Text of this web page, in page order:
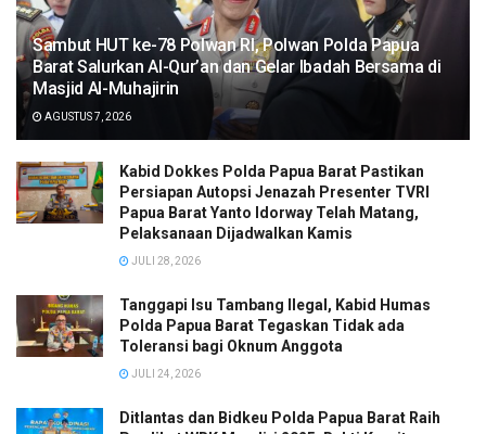
Sambut HUT ke-78 Polwan RI, Polwan Polda Papua
Barat Salurkan Al-Qur’an dan Gelar Ibadah Bersama di
Masjid Al-Muhajirin
AGUSTUS 7, 2026
Kabid Dokkes Polda Papua Barat Pastikan
Persiapan Autopsi Jenazah Presenter TVRI
Papua Barat Yanto Idorway Telah Matang,
Pelaksanaan Dijadwalkan Kamis
JULI 28, 2026
Tanggapi Isu Tambang Ilegal, Kabid Humas
Polda Papua Barat Tegaskan Tidak ada
Toleransi bagi Oknum Anggota
JULI 24, 2026
Ditlantas dan Bidkeu Polda Papua Barat Raih